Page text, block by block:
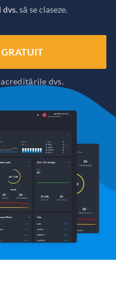
dvs.să se claseze.
dvs.